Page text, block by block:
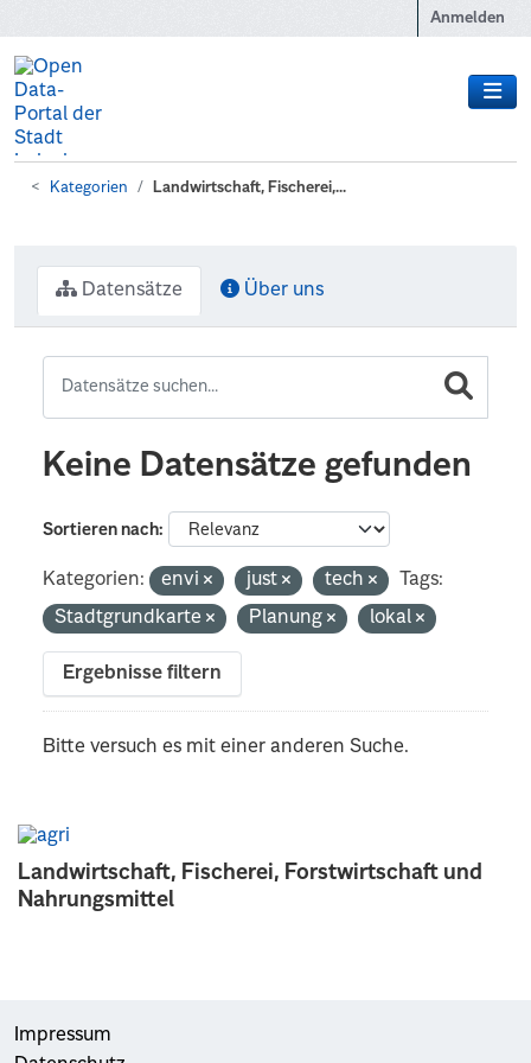
Anmelden
Kategorien Landwirtschaft, Fischerei,...
Landwirtschaft, Fischerei, Forstwirtschaft und
Nahrungsmittel
Datensätze Über uns
Keine Datensätze gefunden
Sortieren nach
Kategorien: envi just tech
Tags:
Stadtgrundkarte
Planung lokal
Ergebnisse filtern
Bitte versuch es mit einer anderen Suche.
Impressum